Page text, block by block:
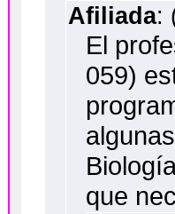
Afiliada:
El
059)
que